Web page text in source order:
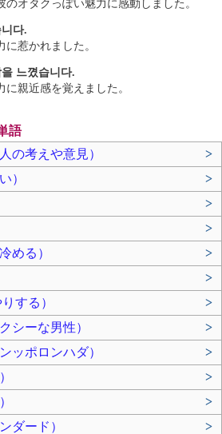
オタクっぽい魅力に感動しました。
다.
惹かれました。
느꼈습니다.
親近感を覚えました。
語
の考えや意見）
>
）
>
>
>
める）
>
>
する）
>
シーな男性）
>
ッポロンハダ）
>
>
>
ダード）
>